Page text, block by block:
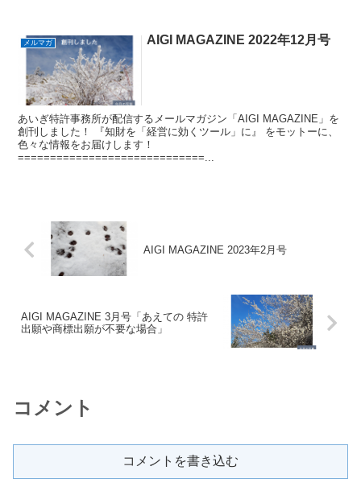
メルマガ AIGI MAGAZINE 2022年12月号
あいぎ特許事務所が配信するメールマガジン「AIGI MAGAZINE」を
創刊しました！ 『知財を「経営に効くツール」に』 をモットーに、
色々な情報をお届けします！
=============================...
AIGI MAGAZINE 2023年2月号
AIGI MAGAZINE 3月号「あえての 特許
出願や商標出願が不要な場合」
コメント
コメントを書き込む